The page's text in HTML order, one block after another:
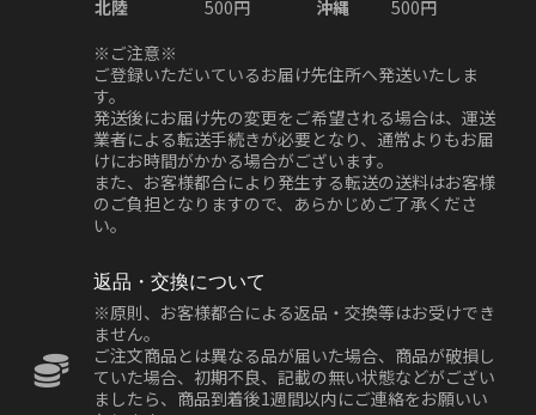
北陸
500円 沖縄
500円
※ご注意※
ご登録いただいているお届け先住所へ発送いたしま
す。
発送後にお届け先の変更をご希望される場合は、運送
業者による転送手続きが必要となり、通常よりもお届
けにお時間がかかる場合がございます。
また、お客様都合により発生する転送の送料はお客様
のご負担となりますので、あらかじめご了承くださ
い。
返品・交換について
※原則、お客様都合による返品・交換等はお受けでき
ません。
ご注文商品とは異なる品が届いた場合、商品が破損し
ていた場合、初期不良、記載の無い状態などがござい
ましたら、商品到着後1週間以内にご連絡をお願いい